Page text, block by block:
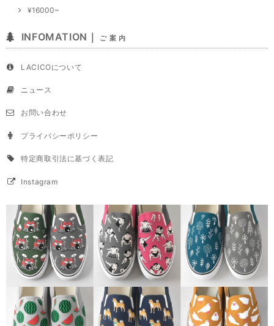
¥16000~
INFOMATION｜ ご 案 内
LACICOについて
ニュース
お問い合わせ
プライバシーポリシー
特定商取引法に基づく表記
Instagram